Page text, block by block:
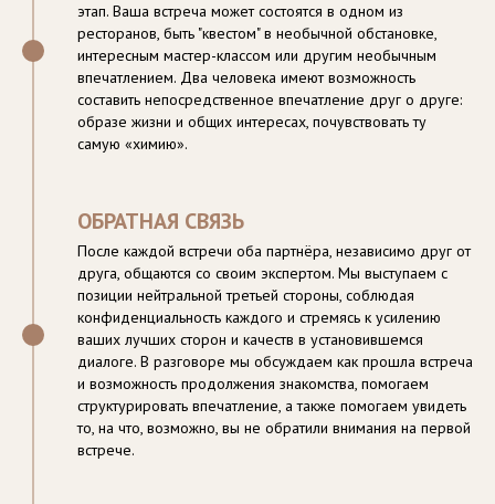
этап. Ваша встреча может состоятся в одном из
ресторанов, быть "квестом" в необычной обстановке,
интересным мастер-классом или другим необычным
впечатлением. Два человека имеют возможность
составить непосредственное впечатление друг о друге:
образе жизни и общих интересах, почувствовать ту
самую «химию».
ОБРАТНАЯ СВЯЗЬ
После каждой встречи оба партнёра, независимо друг от
друга, общаются со своим экспертом. Мы выступаем с
позиции нейтральной третьей стороны, соблюдая
конфиденциальность каждого и стремясь к усилению
ваших лучших сторон и качеств в установившемся
диалоге. В разговоре мы обсуждаем как прошла встреча
и возможность продолжения знакомства, помогаем
структурировать впечатление, а также помогаем увидеть
то, на что, возможно, вы не обратили внимания на первой
встрече.